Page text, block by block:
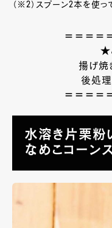
（※2）スプーン2本を使っ
＝＝＝＝
★
揚げ焼
後処
＝＝＝＝
水溶き片栗粉
なめこコーンス